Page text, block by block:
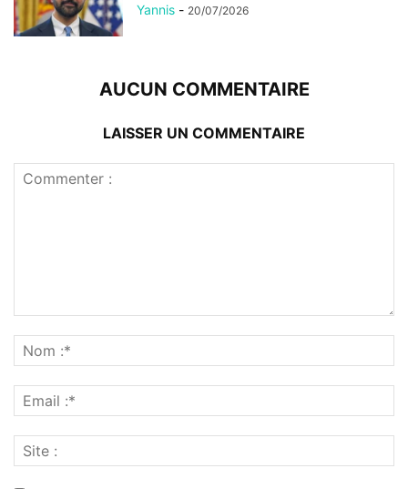
Yannis - 20/07/2026
AUCUN COMMENTAIRE
LAISSER UN COMMENTAIRE